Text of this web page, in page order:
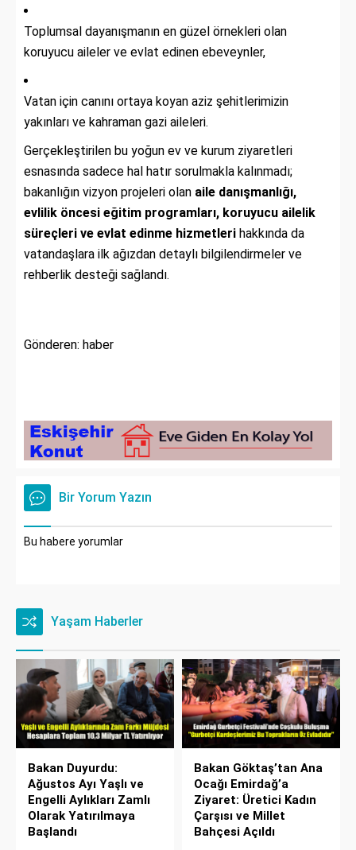
Toplumsal dayanışmanın en güzel örnekleri olan
koruyucu aileler ve evlat edinen ebeveynler,
Vatan için canını ortaya koyan aziz şehitlerimizin
yakınları ve kahraman gazi aileleri.
Gerçekleştirilen bu yoğun ev ve kurum ziyaretleri
esnasında sadece hal hatır sorulmakla kalınmadı;
bakanlığın vizyon projeleri olan aile danışmanlığı,
evlilik öncesi eğitim programları, koruyucu ailelik
süreçleri ve evlat edinme hizmetleri hakkında da
vatandaşlara ilk ağızdan detaylı bilgilendirmeler ve
rehberlik desteği sağlandı.
Gönderen: haber
Bir Yorum Yazın
Bu habere yorumlar
Yaşam Haberler
Bakan Duyurdu:
Ağustos Ayı Yaşlı ve
Engelli Aylıkları Zamlı
Olarak Yatırılmaya
Başlandı
Bakan Göktaş’tan Ana
Ocağı Emirdağ’a
Ziyaret: Üretici Kadın
Çarşısı ve Millet
Bahçesi Açıldı